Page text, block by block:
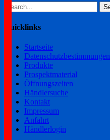
Search
for:
Quicklinks
Startseite
Datenschutzbestimmungen
Produkte
Prospektmaterial
Öffnungszeiten
Händlersuche
Kontakt
Impressum
Anfahrt
Händlerlogin